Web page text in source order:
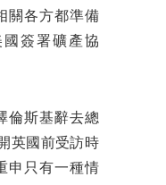
關各方都準備
簽署礦產協
倫斯基辭去總
英國前受訪時
申只有一種情